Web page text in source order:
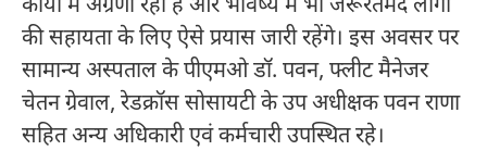
कार्यों में अग्रणी रही है और भविष्य में भी जरूरतमंद लोगों
की सहायता के लिए ऐसे प्रयास जारी रहेंगे। इस अवसर पर
सामान्य अस्पताल के पीएमओ डॉ. पवन, फ्लीट मैनेजर
चेतन ग्रेवाल, रेडक्रॉस सोसायटी के उप अधीक्षक पवन राणा
सहित अन्य अधिकारी एवं कर्मचारी उपस्थित रहे।